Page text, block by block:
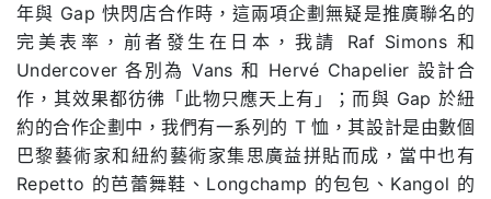
年與 Gap 快閃店合作時，這兩項企劃無疑是推廣聯名的
完美表率，前者發生在日本，我請 Raf Simons 和
Undercover 各別為 Vans 和 Hervé Chapelier 設計合
作，其效果都彷彿「此物只應天上有」；而與 Gap 於紐
約的合作企劃中，我們有一系列的 T 恤，其設計是由數個
巴黎藝術家和紐約藝術家集思廣益拼貼而成，當中也有
Repetto 的芭蕾舞鞋、Longchamp 的包包、Kangol 的